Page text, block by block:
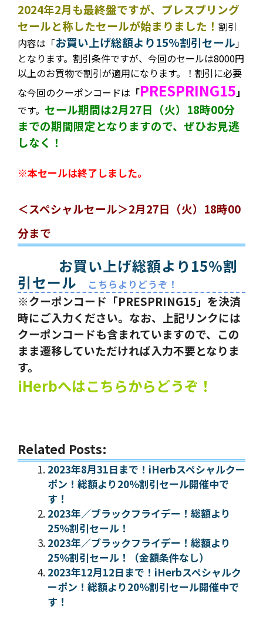
2024年2月も最終盤ですが、プレスプリング
セールと称したセールが始まりました！ 割引
内容は 「お買い上げ総額より15%割引セール 」
となります。割引条件ですが、今回のセールは8000円
以上のお買物で割引が適用になります。！割引に必要
な今回のクーポンコードは 「PRESPRING15 」
です。 セール期間は2月27日（火）18時00分
までの期間限定となりますので、ぜひお見逃
しなく！
※本セールは終了しました。
＜スペシャルセール＞2月27日（火）18時00
分まで
お買い上げ総額より15%割
引セール
こちらよりどうぞ！
※クーポンコード「PRESPRING15」を決済
時にご入力ください。なお、上記リンクには
クーポンコードも含まれていますので、この
まま遷移していただければ入力不要となりま
す。
iHerbへはこちらからどうぞ！
Related Posts:
2023年8月31日まで！iHerbスペシャルクー
ポン！総額より20％割引セール開催中で
す！
2023年／ブラックフライデー！総額より
25％割引セール！
2023年／ブラックフライデー！総額より
25％割引セール！（金額条件なし）
2023年12月12日まで！iHerbスペシャルク
ーポン！総額より20％割引セール開催中で
す！